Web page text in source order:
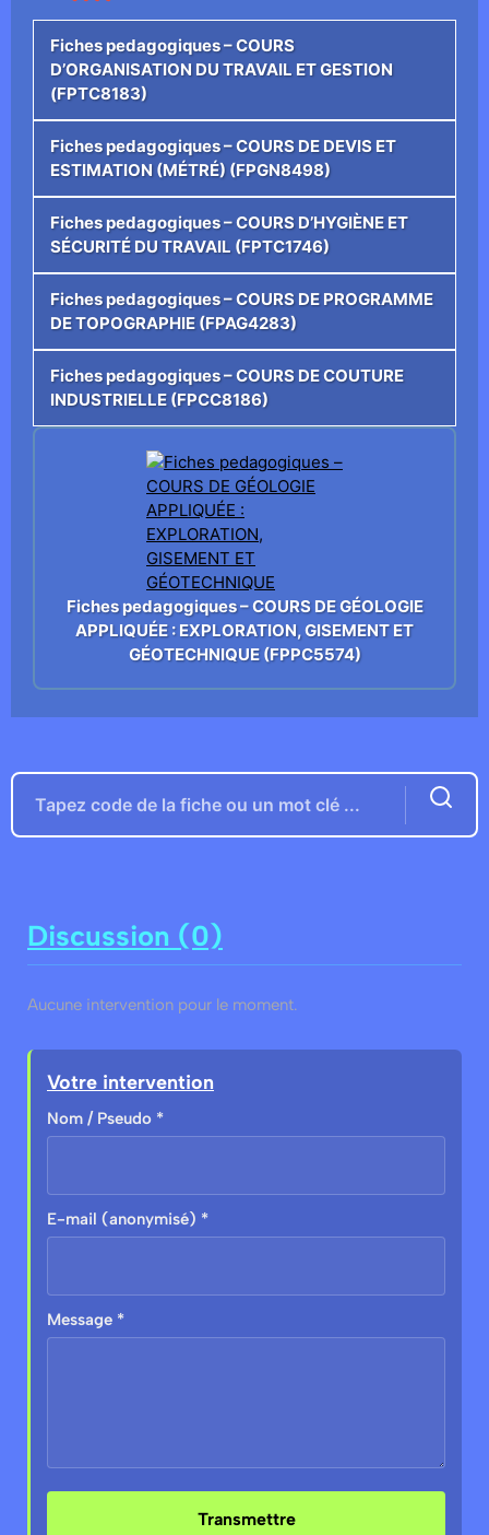
Fiches pedagogiques – COURS
D’ORGANISATION DU TRAVAIL ET GESTION
(FPTC8183)
Fiches pedagogiques – COURS DE DEVIS ET
ESTIMATION (MÉTRÉ) (FPGN8498)
Fiches pedagogiques – COURS D’HYGIÈNE ET
SÉCURITÉ DU TRAVAIL (FPTC1746)
Fiches pedagogiques – COURS DE PROGRAMME
DE TOPOGRAPHIE (FPAG4283)
Fiches pedagogiques – COURS DE COUTURE
INDUSTRIELLE (FPCC8186)
Fiches pedagogiques – COURS DE GÉOLOGIE
APPLIQUÉE : EXPLORATION, GISEMENT ET
GÉOTECHNIQUE (FPPC5574)
Discussion (0)
Aucune intervention pour le moment.
Votre intervention
Nom / Pseudo *
E-mail (anonymisé) *
Message *